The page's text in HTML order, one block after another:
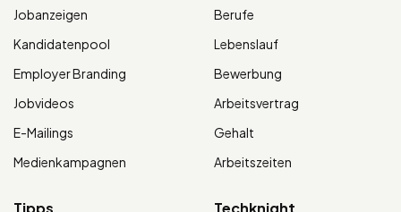
Jobanzeigen
Kandidatenpool
Employer Branding
Jobvideos
E-Mailings
Medienkampagnen
Berufe
Lebenslauf
Bewerbung
Arbeitsvertrag
Gehalt
Arbeitszeiten
Tipps Techknight